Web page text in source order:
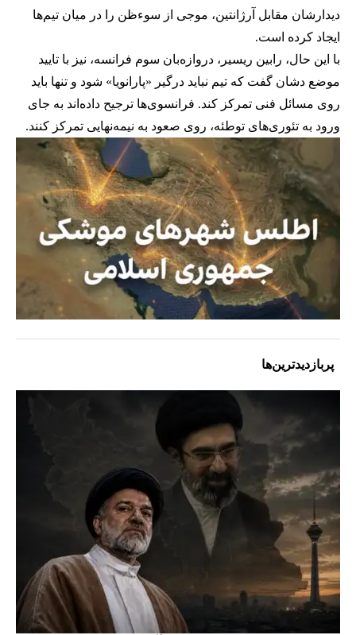
دیدارشان مقابل آرژانتین، موجی از سوءظن را در میان تیم‌ها
ایجاد کرده است.
با این حال، رابین ریسیر، دروازه‌بان سوم فرانسه، نیز با تایید
موضع دشان گفت که تیم نباید درگیر «پارانویا» شود و تنها باید
روی مسائل فنی تمرکز کند. فرانسوی‌ها ترجیح داده‌اند به جای
ورود به تئوری‌های توطئه، روی صعود به نیمه‌نهایی تمرکز کنند.
پربازدیدترین‌ها